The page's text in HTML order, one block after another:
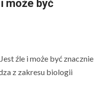
może być
źle i może być znacznie
z zakresu biologii